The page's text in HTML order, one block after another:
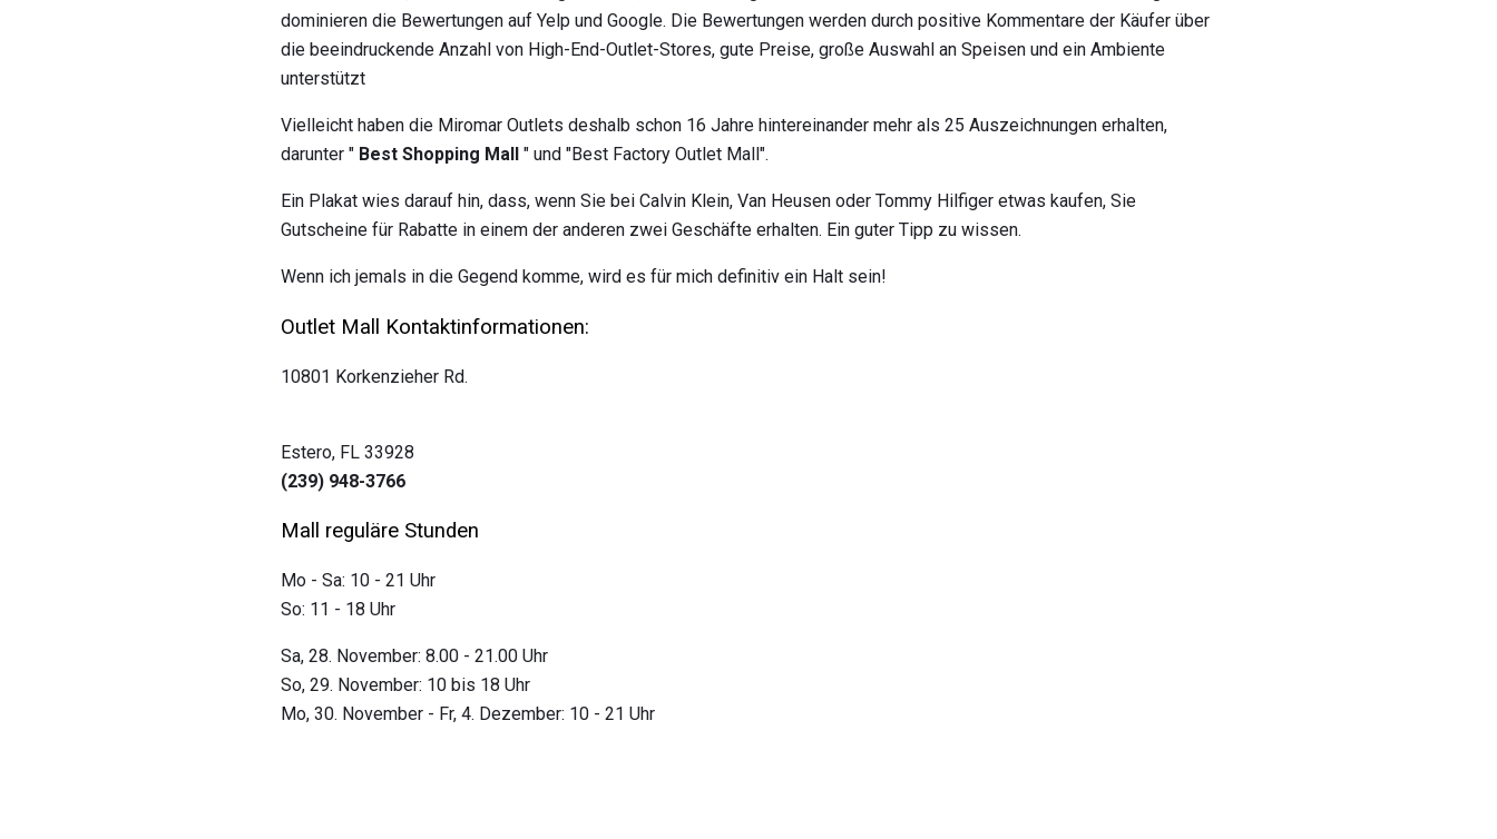
dominieren die Bewertungen auf Yelp und Google. Die Bewertungen werden durch positive Kommentare der Käufer über
die beeindruckende Anzahl von High-End-Outlet-Stores, gute Preise, große Auswahl an Speisen und ein Ambiente
unterstützt
Vielleicht haben die Miromar Outlets deshalb schon 16 Jahre hintereinander mehr als 25 Auszeichnungen erhalten,
darunter " Best Shopping Mall " und "Best Factory Outlet Mall".
Ein Plakat wies darauf hin, dass, wenn Sie bei Calvin Klein, Van Heusen oder Tommy Hilfiger etwas kaufen, Sie
Gutscheine für Rabatte in einem der anderen zwei Geschäfte erhalten. Ein guter Tipp zu wissen.
Wenn ich jemals in die Gegend komme, wird es für mich definitiv ein Halt sein!
Outlet Mall Kontaktinformationen:
10801 Korkenzieher Rd.
Estero, FL 33928
(239) 948-3766
Mall reguläre Stunden
Mo - Sa: 10 - 21 Uhr
So: 11 - 18 Uhr
Sa, 28. November: 8.00 - 21.00 Uhr
So, 29. November: 10 bis 18 Uhr
Mo, 30. November - Fr, 4. Dezember: 10 - 21 Uhr